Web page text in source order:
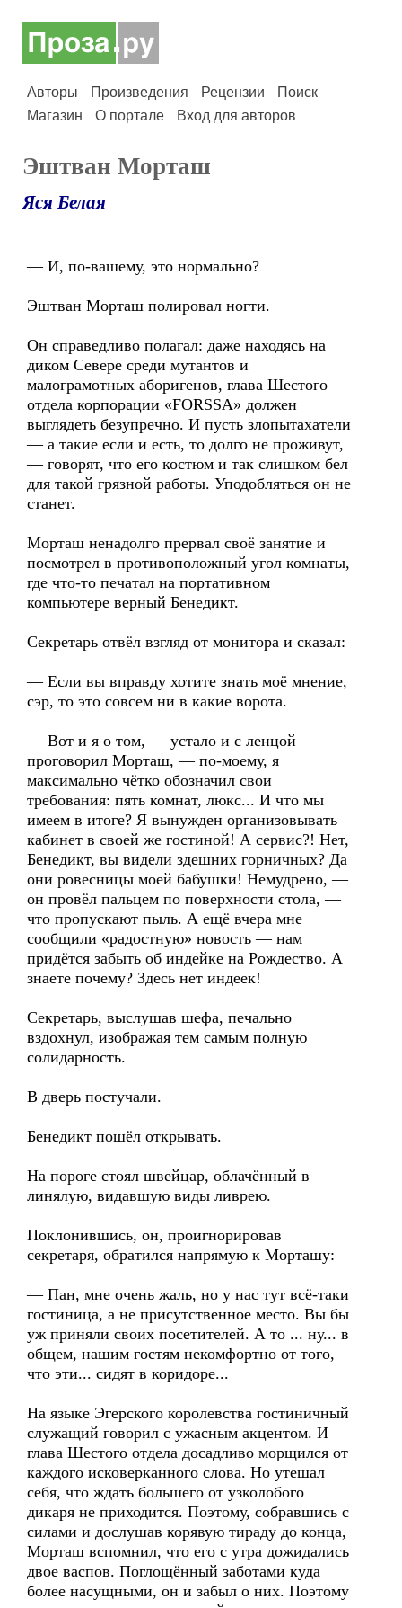
Авторы Произведения Рецензии
Поиск
Магазин
О портале Вход для авторов
Эштван Морташ
Яся Белая
— И, по-вашему, это нормально?
Эштван Морташ полировал ногти.
Он справедливо полагал: даже находясь на
диком Севере среди мутантов и
малограмотных аборигенов, глава Шестого
отдела корпорации «FORSSA» должен
выглядеть безупречно. И пусть злопытахатели
— а такие если и есть, то долго не проживут,
— говорят, что его костюм и так слишком бел
для такой грязной работы. Уподобляться он не
станет.
Морташ ненадолго прервал своё занятие и
посмотрел в противоположный угол комнаты,
где что-то печатал на портативном
компьютере верный Бенедикт.
Секретарь отвёл взгляд от монитора и сказал:
— Если вы вправду хотите знать моё мнение,
сэр, то это совсем ни в какие ворота.
— Вот и я о том, — устало и с ленцой
проговорил Морташ, — по-моему, я
максимально чётко обозначил свои
требования: пять комнат, люкс... И что мы
имеем в итоге? Я вынужден организовывать
кабинет в своей же гостиной! А сервис?! Нет,
Бенедикт, вы видели здешних горничных? Да
они ровесницы моей бабушки! Немудрено, —
он провёл пальцем по поверхности стола, —
что пропускают пыль. А ещё вчера мне
сообщили «радостную» новость — нам
придётся забыть об индейке на Рождество. А
знаете почему? Здесь нет индеек!
Секретарь, выслушав шефа, печально
вздохнул, изображая тем самым полную
солидарность.
В дверь постучали.
Бенедикт пошёл открывать.
На пороге стоял швейцар, облачённый в
линялую, видавшую виды ливрею.
Поклонившись, он, проигнорировав
секретаря, обратился напрямую к Морташу:
— Пан, мне очень жаль, но у нас тут всё-таки
гостиница, а не присутственное место. Вы бы
уж приняли своих посетителей. А то ... ну... в
общем, нашим гостям некомфортно от того,
что эти... сидят в коридоре...
На языке Эгерского королевства гостиничный
служащий говорил с ужасным акцентом. И
глава Шестого отдела досадливо морщился от
каждого исковерканного слова. Но утешал
себя, что ждать большего от узколобого
дикаря не приходится. Поэтому, собравшись с
силами и дослушав корявую тираду до конца,
Морташ вспомнил, что его с утра дожидались
двое васпов. Поглощённый заботами куда
более насущными, он и забыл о них. Поэтому